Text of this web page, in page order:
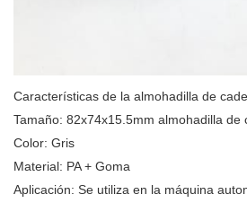
Características de la almohadilla de
Tamaño: 82x74x15.5mm almohadilla de
Color: Gris
Material: PA + Goma
Aplicación: Se utiliza en la máquina